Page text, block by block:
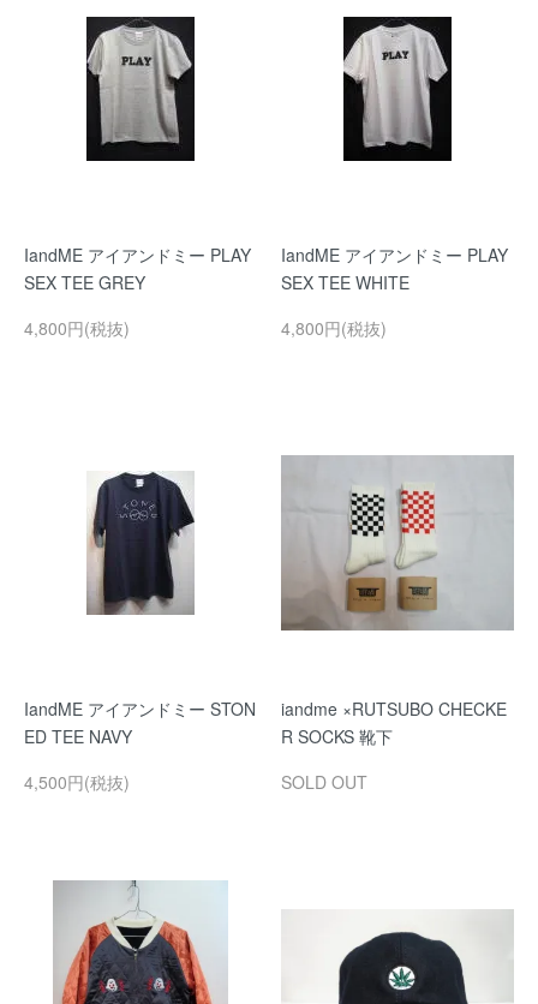
IandME アイアンドミー PLAY
SEX TEE GREY
4,800円(税抜)
IandME アイアンドミー PLAY
SEX TEE WHITE
4,800円(税抜)
IandME アイアンドミー STON
ED TEE NAVY
4,500円(税抜)
iandme ×RUTSUBO CHECKE
R SOCKS 靴下
SOLD OUT